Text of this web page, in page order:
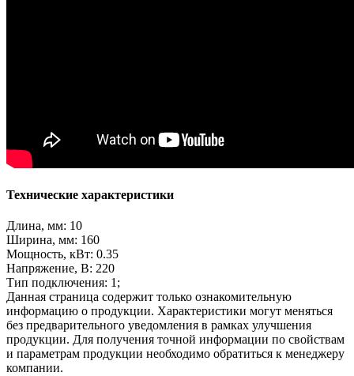
Технические характеристики
Длина, мм: 10
Ширина, мм: 160
Мощность, кВт: 0.35
Напряжение, В: 220
Тип подключения: 1;
Данная страница содержит только ознакомительную
информацию о продукции. Характеристики могут меняться
без предварительного уведомления в рамках улучшения
продукции. Для получения точной информации по свойствам
и параметрам продукции необходимо обратиться к менеджеру
компании.